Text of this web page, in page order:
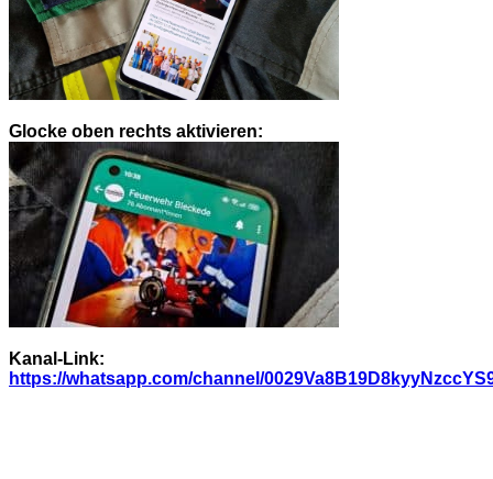
Glocke oben rechts aktivieren:
Kanal-Link:
https://whatsapp.com/channel/